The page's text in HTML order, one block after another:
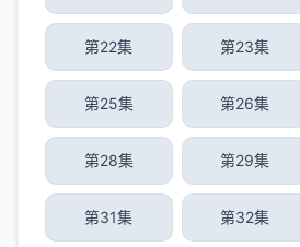
第22集 第23集
第25集 第26集
第28集 第29集
第31集 第32集